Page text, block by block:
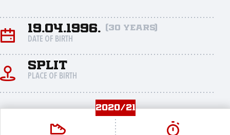
19.04.1996. (30 years)
DATE OF BIRTH
Split
PLACE OF BIRTH
2020/21